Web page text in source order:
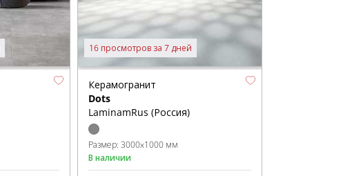
16 просмотров за 7 дней
Керамогранит
Dots
LaminamRus (Россия)
Размер: 3000x1000 мм
В наличии